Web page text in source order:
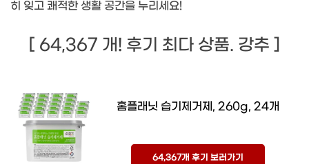
히 잊고 쾌적한 생활 공간을 누리세요!
[ 64,367 개! 후기 최다 상품. 강추 ]
홈플래닛 습기제거제, 260g, 24개
64,367개 후기 보러가기